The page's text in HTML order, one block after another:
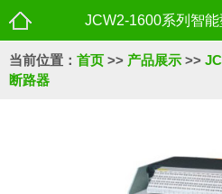
JCW2-1600系列智
当前位置： 首页 >> 产品展示 >>
断路器